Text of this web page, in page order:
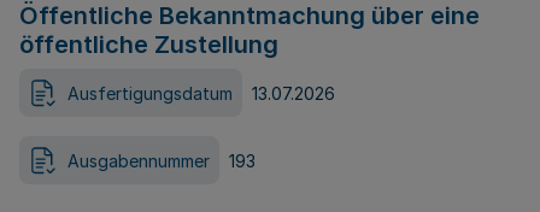
Öffentliche Bekanntmachung über eine
öffentliche Zustellung
Ausfertigungsdatum 13.07.2026
Ausgabennummer 193